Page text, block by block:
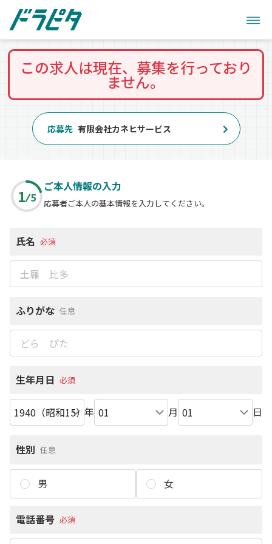
この求人は現在、募集を行っており
ません。
応募先 有限会社カネヒサービス
1 5
ご本人情報の入力
応募者ご本人の基本情報を入力してください。
氏名 必須
ふりがな 任意
生年月日 必須
年 月 日
性別 任意
男 女
電話番号 必須